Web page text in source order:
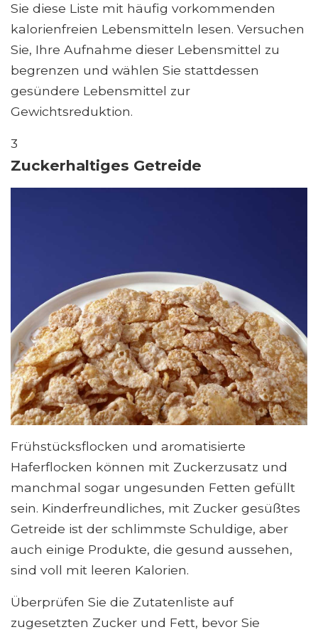
Sie diese Liste mit häufig vorkommenden
kalorienfreien Lebensmitteln lesen. Versuchen
Sie, Ihre Aufnahme dieser Lebensmittel zu
begrenzen und wählen Sie stattdessen
gesündere Lebensmittel zur
Gewichtsreduktion.
3
Zuckerhaltiges Getreide
Frühstücksflocken und aromatisierte
Haferflocken können mit Zuckerzusatz und
manchmal sogar ungesunden Fetten gefüllt
sein. Kinderfreundliches, mit Zucker gesüßtes
Getreide ist der schlimmste Schuldige, aber
auch einige Produkte, die gesund aussehen,
sind voll mit leeren Kalorien.
Überprüfen Sie die Zutatenliste auf
zugesetzten Zucker und Fett, bevor Sie